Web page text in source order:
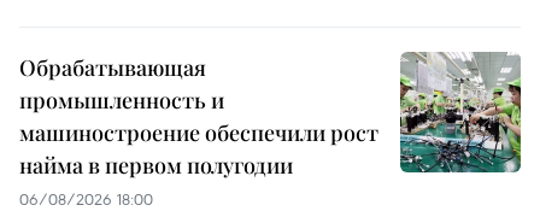
Обрабатывающая
промышленность и
машиностроение обеспечили рост
найма в первом полугодии
06/08/2026 18:00